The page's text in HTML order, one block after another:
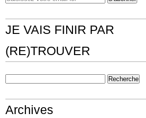
JE VAIS FINIR PAR
(RE)TROUVER
Archives